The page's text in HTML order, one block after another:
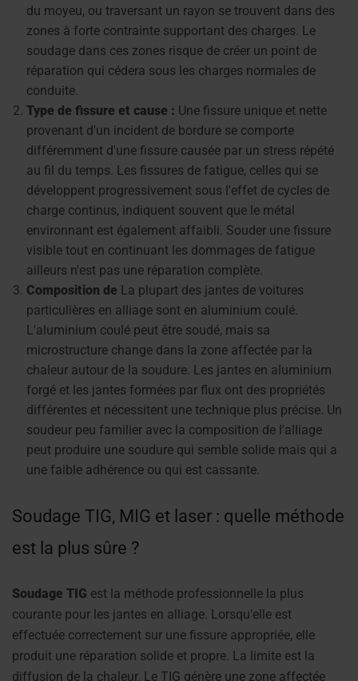
du moyeu, ou traversant un rayon se trouvent dans des
zones à forte contrainte supportant des charges. Le
soudage dans ces zones risque de créer un point de
réparation qui cédera sous les charges normales de
conduite.
Type de fissure et cause : Une fissure unique et nette
provenant d'un incident de bordure se comporte
différemment d'une fissure causée par un stress répété
au fil du temps. Les fissures de fatigue, celles qui se
développent progressivement sous l'effet de cycles de
charge continus, indiquent souvent que le métal
environnant est également affaibli. Souder une fissure
visible tout en continuant les dommages de fatigue
ailleurs n'est pas une réparation complète.
Composition de La plupart des jantes de voitures
particulières en alliage sont en aluminium coulé.
L'aluminium coulé peut être soudé, mais sa
microstructure change dans la zone affectée par la
chaleur autour de la soudure. Les jantes en aluminium
forgé et les jantes formées par flux ont des propriétés
différentes et nécessitent une technique plus précise. Un
soudeur peu familier avec la composition de l'alliage
peut produire une soudure qui semble solide mais qui a
une faible adhérence ou qui est cassante.
Soudage TIG, MIG et laser : quelle méthode
est la plus sûre ?
Soudage TIG est la méthode professionnelle la plus
courante pour les jantes en alliage. Lorsqu'elle est
effectuée correctement sur une fissure appropriée, elle
produit une réparation solide et propre. La limite est la
diffusion de la chaleur. Le TIG génère une zone affectée